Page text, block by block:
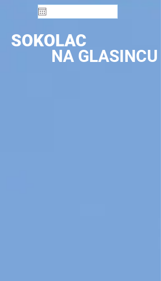
SOKOLAC
NA GLASINCU